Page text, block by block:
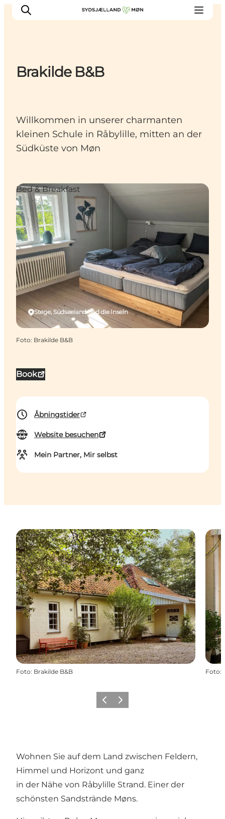
Events
Essen
Unterkunft
Brakilde B&B
Willkommen in unserer charmanten
kleinen Schule in Råbylille, mitten an der
Südküste von Møn
Book
Åbningstider
Website besuchen
Mein Partner, Mir selbst
Stege, Südseeland und die Inseln
Bed & Breakfast
Foto: Brakilde B&B
Foto: Brakilde B&B Foto:
ZurückWeiter
Wohnen Sie auf dem Land zwischen Feldern,
Himmel und Horizont und ganz
in der Nähe von Råbylille Strand. Einer der
schönsten Sandstrände Møns.